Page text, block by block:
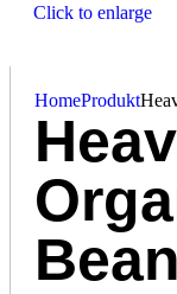
Click to enlarge
HomeProdukt